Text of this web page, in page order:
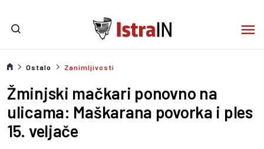
Ostalo Zanimljivosti
Žminjski mačkari ponovno na
ulicama: Maškarana povorka i ples
15. veljače